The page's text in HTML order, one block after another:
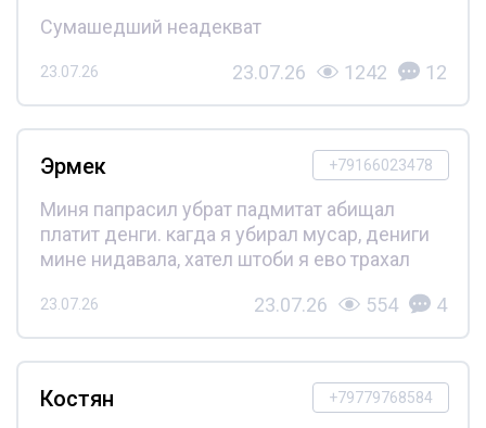
Сумашедший неадекват
23.07.26 23.07.26 1242 12
+79166023478
Эрмек
Миня папрасил убрат падмитат абищал
платит денги. кагда я убирал мусар, дениги
мине нидавала, хател штоби я ево трахал
23.07.26 23.07.26 554 4
+79779768584
Костян